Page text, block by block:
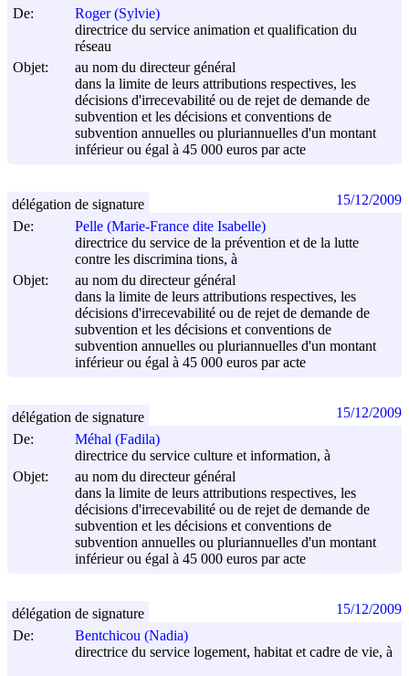
De:
Roger (Sylvie)
directrice du service animation et qualification du
réseau
Objet:
au nom du directeur général
dans la limite de leurs attributions respectives, les
décisions d'irrecevabilité ou de rejet de demande de
subvention et les décisions et conventions de
subvention annuelles ou pluriannuelles d'un montant
inférieur ou égal à 45 000 euros par acte
De:
Pelle (Marie-France dite Isabelle)
directrice du service de la prévention et de la lutte
contre les discrimina tions, à
Objet:
au nom du directeur général
dans la limite de leurs attributions respectives, les
décisions d'irrecevabilité ou de rejet de demande de
subvention et les décisions et conventions de
subvention annuelles ou pluriannuelles d'un montant
inférieur ou égal à 45 000 euros par acte
délégation de signature 15/12/2009
De:
Méhal (Fadila)
directrice du service culture et information, à
Objet:
au nom du directeur général
dans la limite de leurs attributions respectives, les
décisions d'irrecevabilité ou de rejet de demande de
subvention et les décisions et conventions de
subvention annuelles ou pluriannuelles d'un montant
inférieur ou égal à 45 000 euros par acte
délégation de signature 15/12/2009
De:
Bentchicou (Nadia)
directrice du service logement, habitat et cadre de vie, à
délégation de signature 15/12/2009